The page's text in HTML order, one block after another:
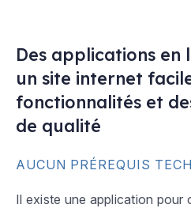
Des applications
un site internet
fonctionnalités et
de qualité
AUCUN PRÉREQUIS
Il existe une application pour